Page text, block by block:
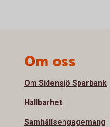
Om oss
Om Sidensjö Sparbank
Hållbarhet
Samhällsengagemang